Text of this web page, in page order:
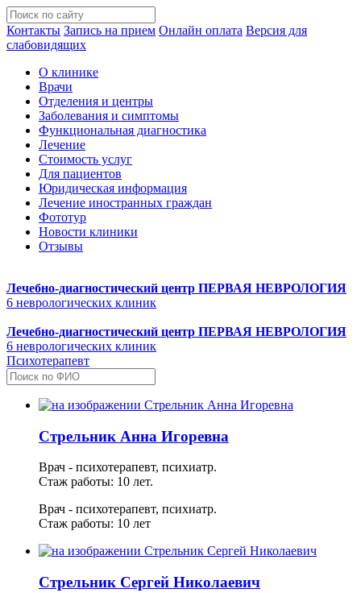
Контакты Запись на прием Онлайн оплата Версия для
слабовидящих
О клинике
Врачи
Отделения и центры
Заболевания и симптомы
Функциональная диагностика
Лечение
Стоимость услуг
Для пациентов
Юридическая информация
Лечение иностранных граждан
Фототур
Новости клиники
Отзывы
Лечебно-диагностический центр ПЕРВАЯ НЕВРОЛОГИЯ
6 неврологических клиник
Лечебно-диагностический центр ПЕРВАЯ НЕВРОЛОГИЯ
6 неврологических клиник
Психотерапевт
Стрельник Анна Игоревна
Врач - психотерапевт, психиатр.
Стаж работы: 10 лет.
Врач - психотерапевт, психиатр.
Стаж работы: 10 лет
Стрельник Сергей Николаевич